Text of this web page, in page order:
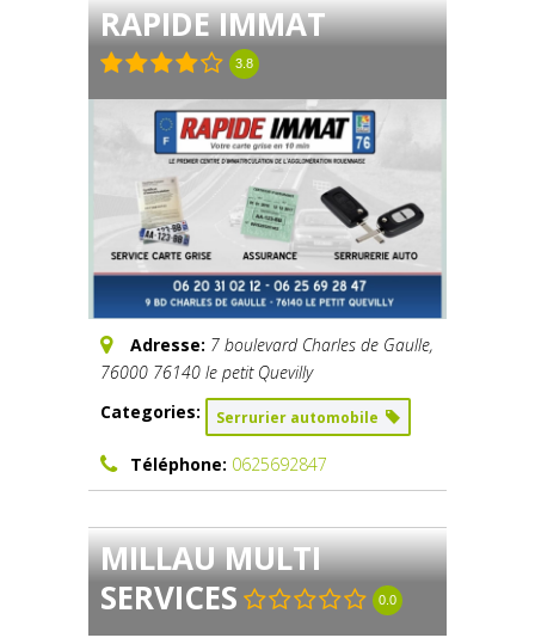
RAPIDE IMMAT
3.8
Adresse: 7 boulevard Charles de Gaulle,
76000 76140 le petit Quevilly
Categories:
Serrurier automobile
Téléphone: 0625692847
MILLAU MULTI
SERVICES
0.0